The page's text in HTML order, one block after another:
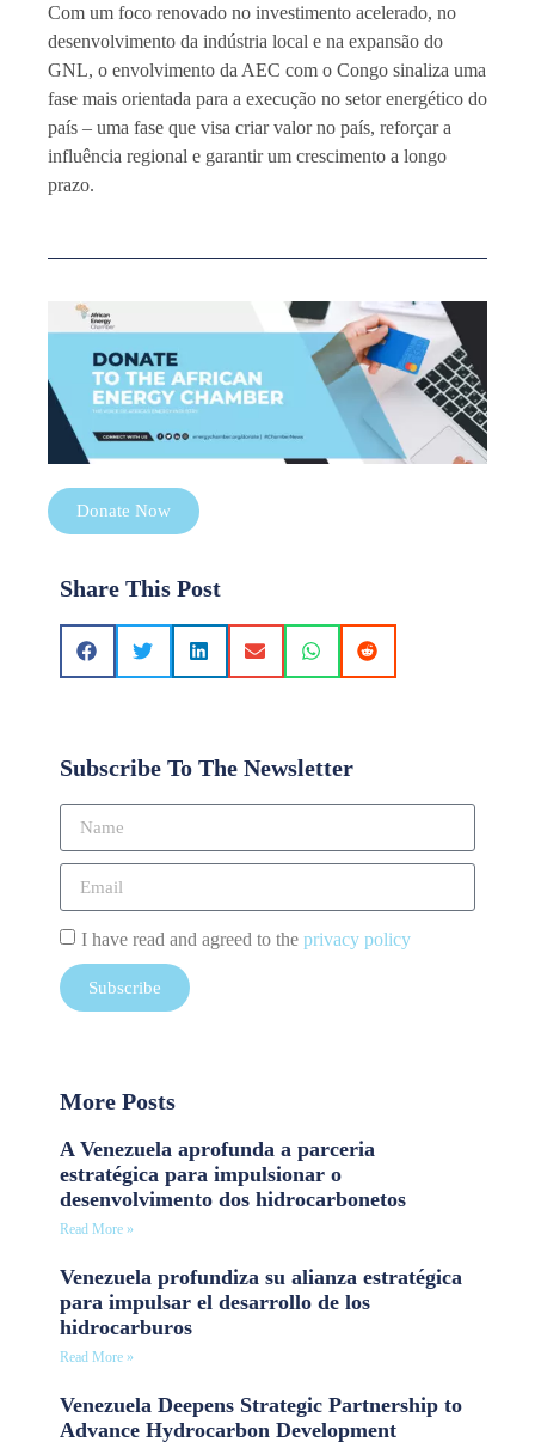
Com um foco renovado no investimento acelerado, no
desenvolvimento da indústria local e na expansão do
GNL, o envolvimento da AEC com o Congo sinaliza uma
fase mais orientada para a execução no setor energético do
país – uma fase que visa criar valor no país, reforçar a
influência regional e garantir um crescimento a longo
prazo.
Donate Now
Share This Post
Subscribe To The Newsletter
I have read and agreed to the privacy policy
Subscribe
More Posts
A Venezuela aprofunda a parceria
estratégica para impulsionar o
desenvolvimento dos hidrocarbonetos
Read More »
Venezuela profundiza su alianza estratégica
para impulsar el desarrollo de los
hidrocarburos
Read More »
Venezuela Deepens Strategic Partnership to
Advance Hydrocarbon Development